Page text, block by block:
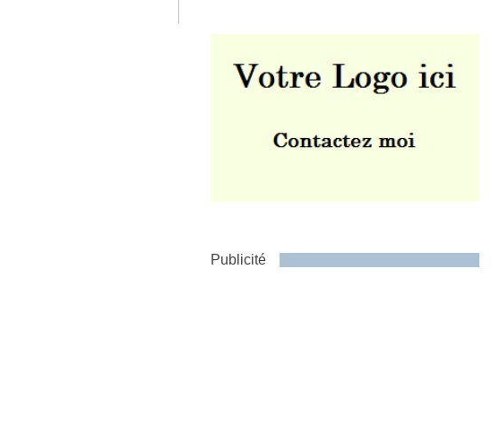
Publicité